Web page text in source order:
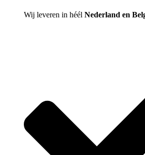
Wij leveren in héél Nederland en